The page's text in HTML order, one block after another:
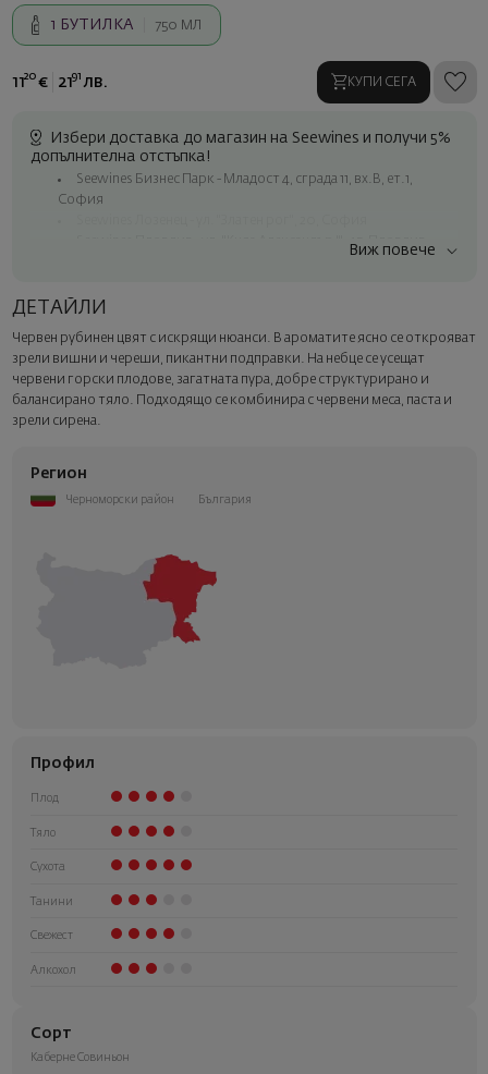
1 БУТИЛКА 750 МЛ
1120 € 2191 лв. КУПИ СЕГА
Избери доставка до магазин на Seewines и получи 5%
допълнителна отстъпка!
Seewines Бизнес Парк - Младост 4, сграда 11, вх.В, ет.1,
София
Seewines Пловдив - ул. "Княз Александър I", 45, Пловдив
Куриер на Seewines до адрес в рамките на град София
Изненадайте със стил
Добавете луксозна подаръчна опаковка и персонализирана
картичка с ваше пожелание. Изберете тази опция в
следващата стъпка от поръчката.
Виж повече
ДЕТАЙЛИ
Червен рубинен цвят с искрящи нюанси. В ароматите ясно се открояват
зрели вишни и череши, пикантни подправки. На небце се усещат
червени горски плодове, загатната пура, добре структурирано и
балансирано тяло. Подходящо се комбинира с червени меса, паста и
зрели сирена.
Регион
Черноморски район България
Профил
Плод
Тяло
Сухота
Танини
Свежест
Алкохол
Сорт
Каберне Совиньон